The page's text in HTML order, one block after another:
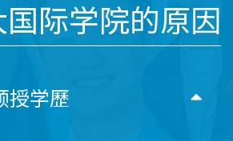
际学院的原因
授学歷